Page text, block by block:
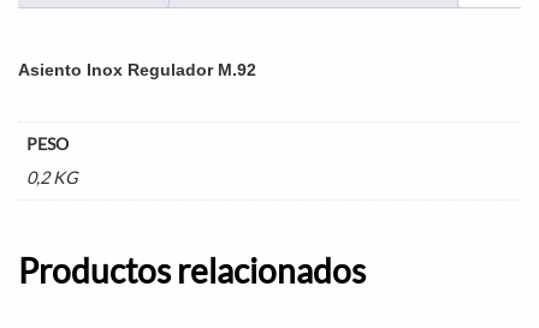
Asiento Inox Regulador M.92
PESO
0,2 KG
Productos relacionados